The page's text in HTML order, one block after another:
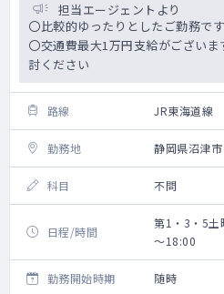
担当エージェントより
〇比較的ゆったりとしたご勤務です
〇交通費最大1万円支給がござい
討ください
路線 JR東海道線
勤務地 静岡県沼津市
科目 不問
日程/時間
第1・3・5土
～18:00
勤務開始時期 随時